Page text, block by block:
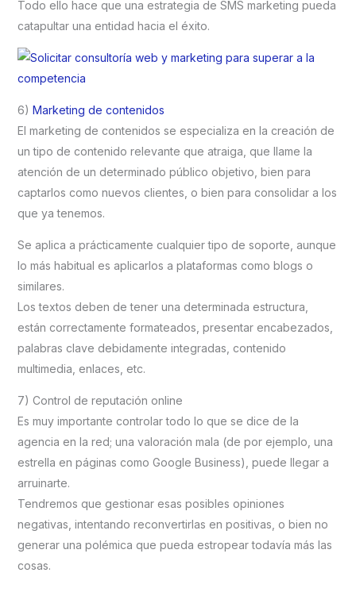
Todo ello hace que una estrategia de SMS marketing pueda
catapultar una entidad hacia el éxito.
6) Marketing de contenidos
El marketing de contenidos se especializa en la creación de
un tipo de contenido relevante que atraiga, que llame la
atención de un determinado público objetivo, bien para
captarlos como nuevos clientes, o bien para consolidar a los
que ya tenemos.
Se aplica a prácticamente cualquier tipo de soporte, aunque
lo más habitual es aplicarlos a plataformas como blogs o
similares.
Los textos deben de tener una determinada estructura,
están correctamente formateados, presentar encabezados,
palabras clave debidamente integradas, contenido
multimedia, enlaces, etc.
7) Control de reputación online
Es muy importante controlar todo lo que se dice de la
agencia en la red; una valoración mala (de por ejemplo, una
estrella en páginas como Google Business), puede llegar a
arruinarte.
Tendremos que gestionar esas posibles opiniones
negativas, intentando reconvertirlas en positivas, o bien no
generar una polémica que pueda estropear todavía más las
cosas.